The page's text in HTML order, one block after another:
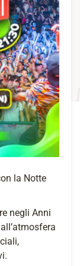
la Notte
negli Anni